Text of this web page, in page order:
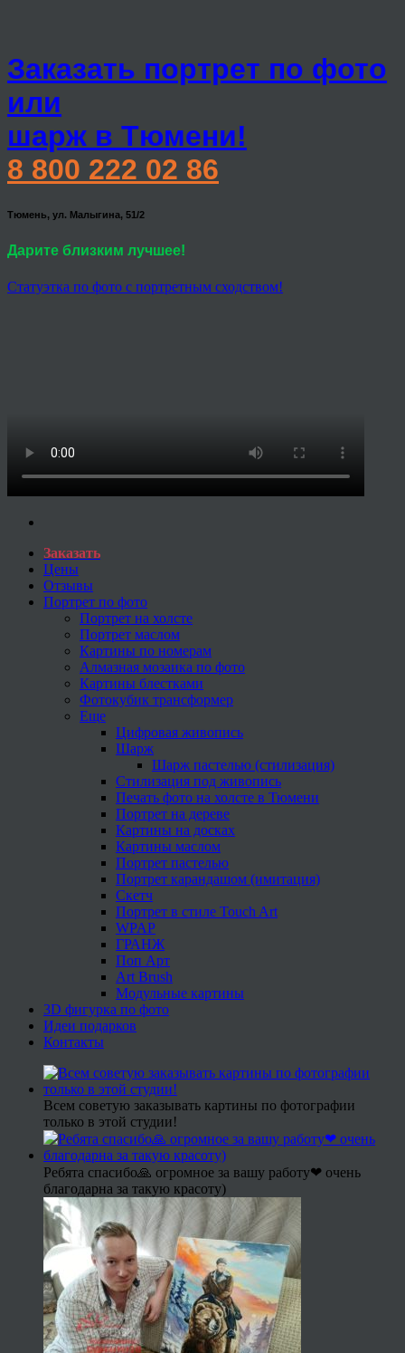
Заказать портрет по фото
или
шарж в Тюмени!
8 800 222 02 86
Тюмень, ул. Малыгина, 51/2
Дарите близким лучшее!
Статуэтка по фото с портретным сходством!
Заказать
Цены
Отзывы
Портрет по фото
Портрет на холсте
Портрет маслом
Картины по номерам
Алмазная мозаика по фото
Картины блестками
Фотокубик трансформер
Еще
Цифровая живопись
Шарж
Шарж пастелью (стилизация)
Стилизация под живопись
Печать фото на холсте в Тюмени
Портрет на дереве
Картины на досках
Картины маслом
Портрет пастелью
Портрет карандашом (имитация)
Скетч
Портрет в стиле Touch Art
WPAP
ГРАНЖ
Поп Арт
Art Brush
Модульные картины
3D фигурка по фото
Идеи подарков
Контакты
Всем советую заказывать картины по фотографии
только в этой студии!
Ребята спасибо🙏 огромное за вашу работу❤ очень
благодарна за такую красоту)